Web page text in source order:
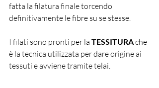
fatta la filatura finale torcendo
definitivamente le fibre su se stesse.
I filati sono pronti per la TESSITURA che
è la tecnica utilizzata per dare origine ai
tessuti e avviene tramite telai.